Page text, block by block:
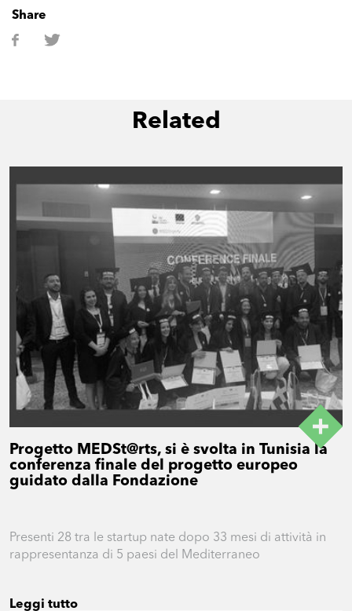
Share
Related
Progetto MEDSt@rts, si è svolta in Tunisia la
conferenza finale del progetto europeo
guidato dalla Fondazione
Presenti 28 tra le startup nate dopo 33 mesi di attività in
rappresentanza di 5 paesi del Mediterraneo
Leggi tutto